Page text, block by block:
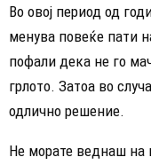
Во овој период од
менува повеќе пати
пофали дека не го
грлото. Затоа во
одлично решение.
Не морате веднаш на